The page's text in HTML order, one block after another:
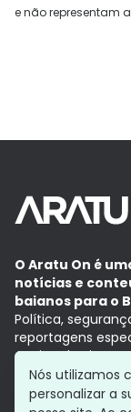
e não representam
O Aratu On é
notícias e
baianos para o
Política,
reportagens
Aqui, tudo vira
com a
Grupo Aratu
Nós utilizamos
personalizar a